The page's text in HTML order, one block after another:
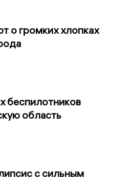
о громких хлопках
беспилотников
область
с сильным